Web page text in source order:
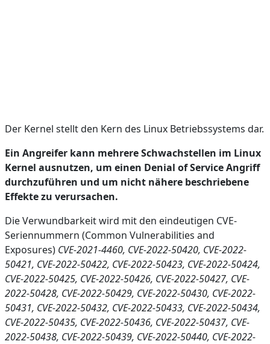
Der Kernel stellt den Kern des Linux Betriebssystems dar.
Ein Angreifer kann mehrere Schwachstellen im Linux
Kernel ausnutzen, um einen Denial of Service Angriff
durchzuführen und um nicht nähere beschriebene
Effekte zu verursachen.
Die Verwundbarkeit wird mit den eindeutigen CVE-
Seriennummern (Common Vulnerabilities and
Exposures) CVE-2021-4460, CVE-2022-50420, CVE-2022-
50421, CVE-2022-50422, CVE-2022-50423, CVE-2022-50424,
CVE-2022-50425, CVE-2022-50426, CVE-2022-50427, CVE-
2022-50428, CVE-2022-50429, CVE-2022-50430, CVE-2022-
50431, CVE-2022-50432, CVE-2022-50433, CVE-2022-50434,
CVE-2022-50435, CVE-2022-50436, CVE-2022-50437, CVE-
2022-50438, CVE-2022-50439, CVE-2022-50440, CVE-2022-